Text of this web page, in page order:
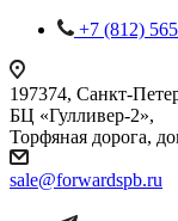
+7 (812)
197374, Санкт-
БЦ «Гулливер-2»,
Торфяная дорога,
sale@forwardspb.ru